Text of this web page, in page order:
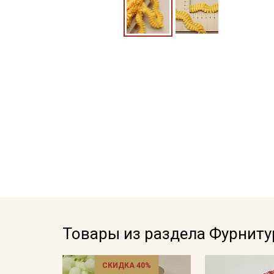
Товары из раздела
СКИДКА 40%